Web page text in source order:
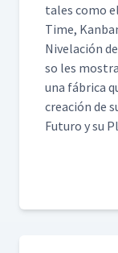
tales como
Time,
Nivelación
so les
una fábri­ca
creación de
Futuro y su